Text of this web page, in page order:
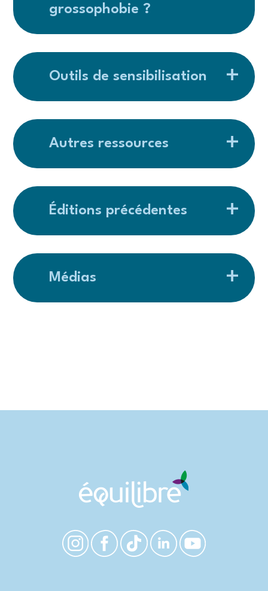
grossophobie ?
Outils de sensibilisation
Autres ressources
Éditions précédentes
Médias